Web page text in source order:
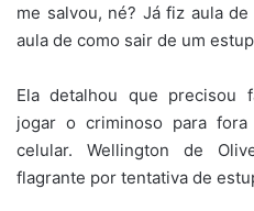
me salvou, né? Já fiz aula
aula de como sair de um
Ela detalhou que precisou
jogar o criminoso para
celular. Wellington de
flagrante por tentativa de